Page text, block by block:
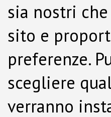
sia nostri
sito e
preferenze.
scegliere
verranno